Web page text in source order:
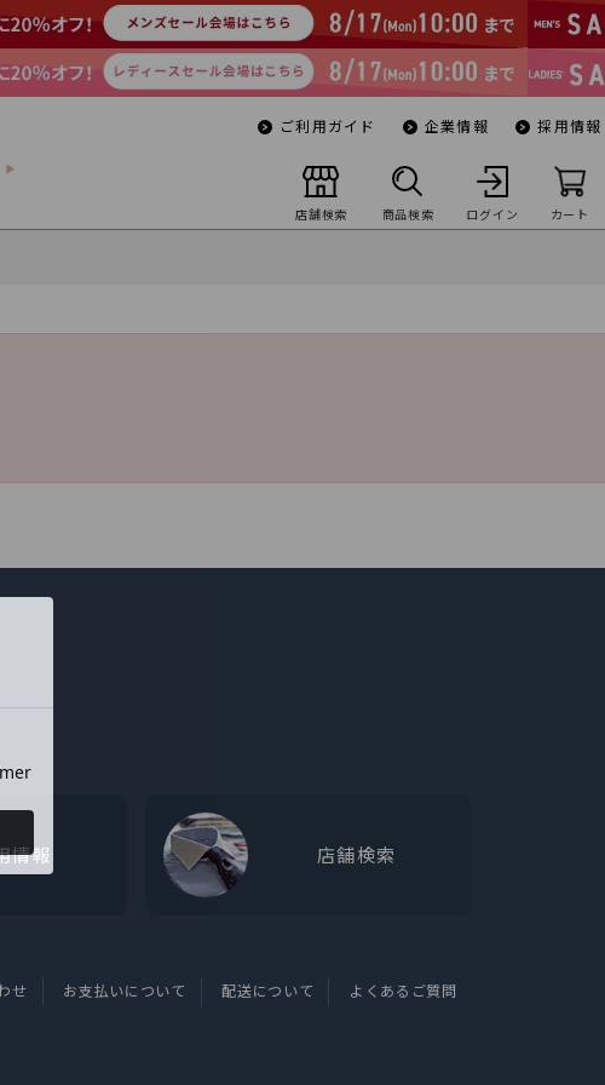
ご利用ガイド 企業情報 採用情報
店舗検索 商品検索 ログイン カート
情報 店舗検索
せ お支払いについて 配送について よくあるご質問